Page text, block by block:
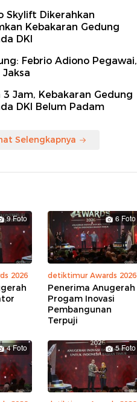
Skylift Dikerahkan
Kebakaran Gedung
DKI
Febrio Adiono Pegawai,
Jaksa
3 Jam, Kebakaran Gedung
DKI Belum Padam
Selengkapnya
9 Foto
2026
6 Foto
detiktimur Awards 2026
Penerima Anugerah
Progam Inovasi
Pembangunan
Terpuji
4 Foto 5 Foto